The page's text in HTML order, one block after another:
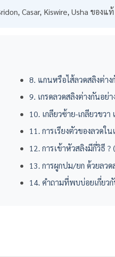
Casar, Kiswire, Usha ของ
8. แกนหรือไส้ลวดสลิงต่าง
9. เกรดลวดสลิงต่างกันอย่า
10. เกลียวซ้าย-เกลียวขวา
11. การเรียงตัวของลวดใ
12. การเข้าหัวสลิงมีกี่วิธี ?
13. การผูกปม/ยก ด้วยลว
14. คำถามที่พบบ่อยเกี่ยวกั